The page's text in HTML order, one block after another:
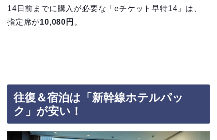
14日前までに購入が必要な「eチケット早特14」は、
指定席が10,080円 。
往復＆宿泊は「新幹線ホテルパッ
ク」が安い！